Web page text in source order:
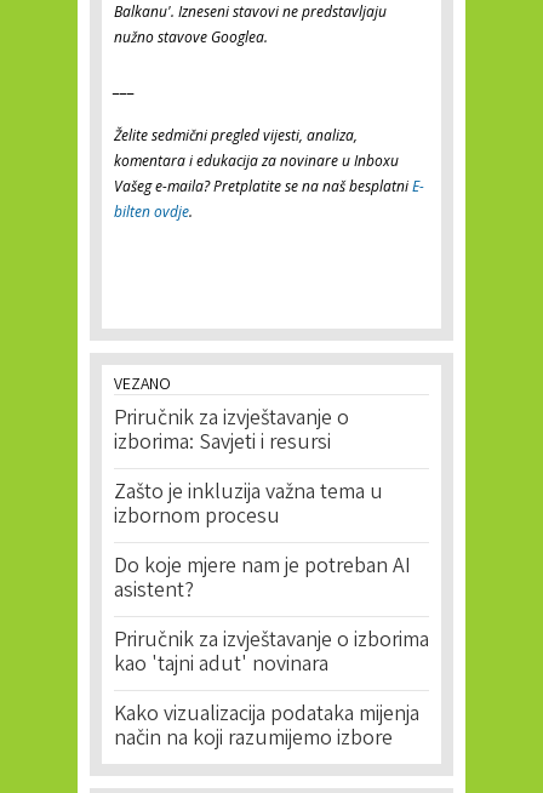
Balkanu'. Izneseni stavovi ne predstavljaju
nužno stavove Googlea.
Želite sedmični pregled vijesti, analiza,
komentara i edukacija za novinare u Inboxu
Vašeg e-maila? Pretplatite se na naš besplatniE-
bilten ovdje.
VEZANO
Priručnik za izvještavanje o
izborima: Savjeti i resursi
Zašto je inkluzija važna tema u
izbornom procesu
Do koje mjere nam je potreban AI
asistent?
Priručnik za izvještavanje o izborima
kao 'tajni adut' novinara
Kako vizualizacija podataka mijenja
način na koji razumijemo izbore